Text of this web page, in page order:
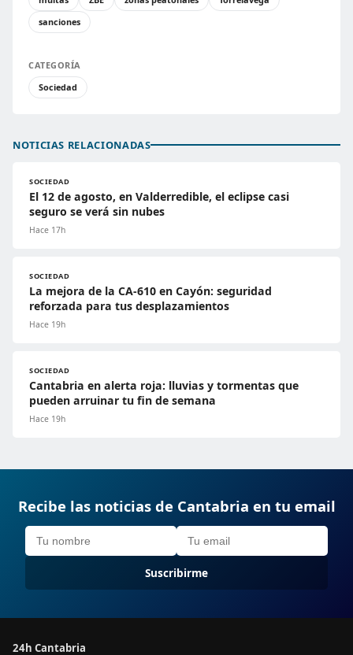
sanciones
CATEGORÍA
Sociedad
NOTICIAS RELACIONADAS
SOCIEDAD
El 12 de agosto, en Valderredible, el eclipse casi
seguro se verá sin nubes
Hace 17h
SOCIEDAD
La mejora de la CA-610 en Cayón: seguridad
reforzada para tus desplazamientos
Hace 19h
SOCIEDAD
Cantabria en alerta roja: lluvias y tormentas que
pueden arruinar tu fin de semana
Hace 19h
Recibe las noticias de Cantabria en tu email
Suscribirme
24h Cantabria